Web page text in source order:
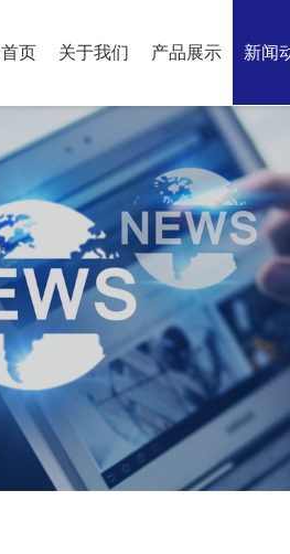
首页 关于我们 产品展示 新闻